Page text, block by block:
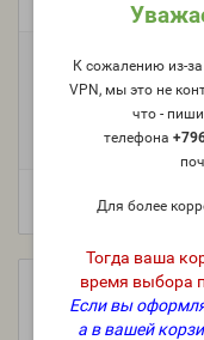
К сожалению из-
VPN, мы это не
что -
телефона
Для более
Тогда ваша
время выбора
Если вы
а в вашей
O-205-FR
Фасовка:
100 г 886 руб. 50 г
5 мл (пробник) 82 руб.